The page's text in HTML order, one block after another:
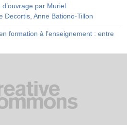
par Muriel
Decortis, Anne Bationo‑Tillon
formation à l’enseignement : entre